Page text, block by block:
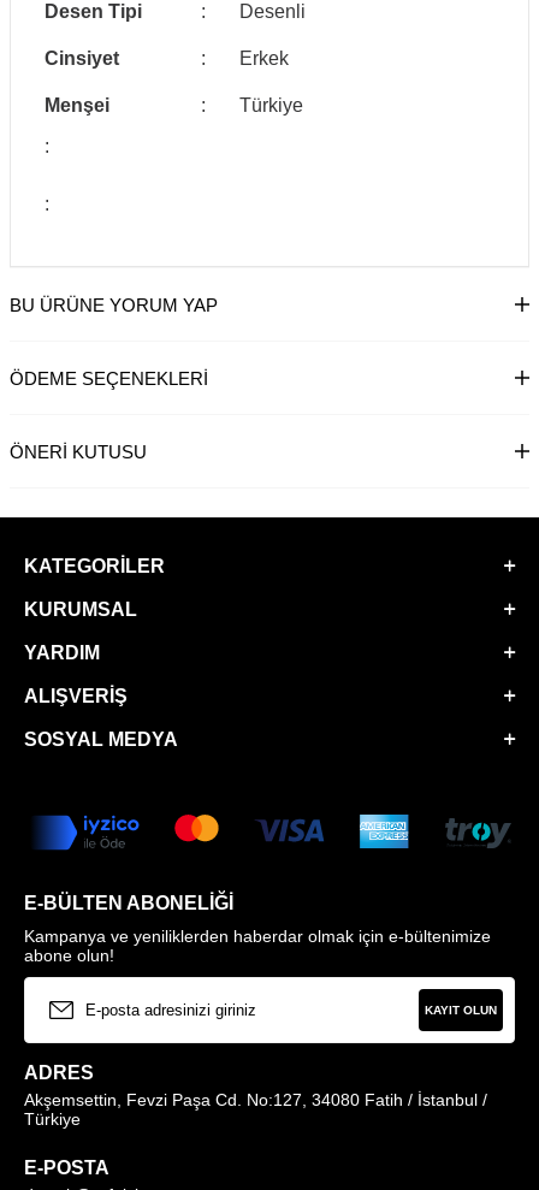
Desen Tipi : Desenli
Cinsiyet : Erkek
Menşei :
Türkiye
:
:
BU ÜRÜNE YORUM YAP
ÖDEME SEÇENEKLERI
ÖNERI KUTUSU
KATEGORILER
KURUMSAL
YARDIM
ALIŞVERIŞ
SOSYAL MEDYA
E-BÜLTEN ABONELIĞI
Kampanya ve yeniliklerden haberdar olmak için e-bültenimize
abone olun!
KAYIT OLUN
ADRES
Akşemsettin, Fevzi Paşa Cd. No:127, 34080 Fatih / İstanbul /
Türkiye
E-POSTA